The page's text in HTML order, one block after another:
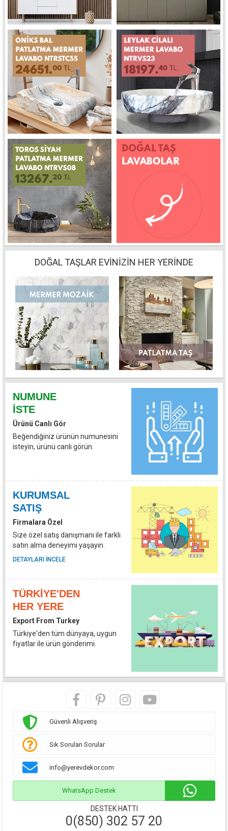
DOĞAL TAŞLAR EVİNİZİN HER YERİNDE
NUMUNE
İSTE
Ürünü Canlı Gör
Beğendiğiniz ürünün numunesini
isteyin, ürünü canlı görün.
KURUMSAL
SATIŞ
Firmalara Özel
Size özel satış danışmanı ile farklı
satın alma deneyimi yaşayın.
DETAYLARI INCELE
TÜRKIYE'DEN
HER YERE
Export From Turkey
Türkiye'den tüm dünyaya, uygun
fiyatlar ile ürün gönderimi.
Güvenli Alışveriş
Sık Sorulan Sorular
info@yerevdekor.com
WhatsApp Destek
DESTEK HATTI
0(850) 302 57 20